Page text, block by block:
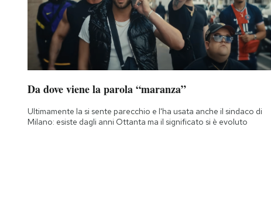
Da dove viene la parola “maranza”
Ultimamente la si sente parecchio e l'ha usata anche il sindaco di
Milano: esiste dagli anni Ottanta ma il significato si è evoluto